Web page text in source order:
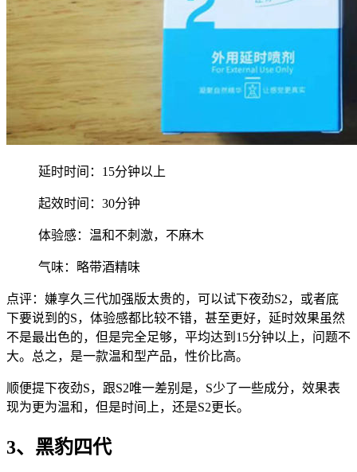
延时时间：15分钟以上
起效时间：30分钟
体验感：温和不刺激，不麻木
气味：略带酒精味
点评：嫌享久三代加强版太贵的，可以试下夜劲S2，或者底
下要说到的S，体验感都比较不错，甚至更好，延时效果虽然
不是最出色的，但是完全足够，平均达到15分钟以上，问题不
大。总之，是一款温和型产品，性价比高。
顺便提下夜劲S，跟S2唯一差别是，S少了一些成分，效果表
现为更为温和，但是时间上，还是S2更长。
3、黑豹四代